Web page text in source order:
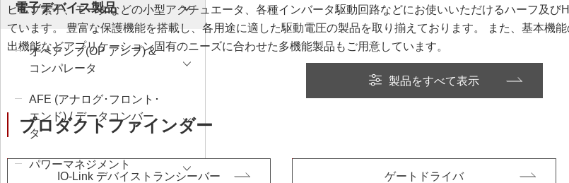
あなたの設計に合わせたサポートコンテンツ
コンプライアンス通報窓口
早わかり日清紡マイクロデバイス
ピエゾ素子、モータなどの小型アクチュエータ、各種インバータ駆動回路などにお使いいただけるハーフ及
ています。 豊富な保護機能を搭載し、各用途に適した駆動電圧の製品を取り揃えております。 また、基本機
出機能などアプリケーション固有のニーズに合わせた多機能製品もご用意しています。
製品をすべて表示
プロダクトファインダー
IO-Link デバイストランシーバー ゲートドライバ
電子デバイス製品
オペアンプ(OP アンプ) &
コンパレータ
AFE (アナログ･フロント･
エンド) / データコンバー
タ
パワーマネジメント